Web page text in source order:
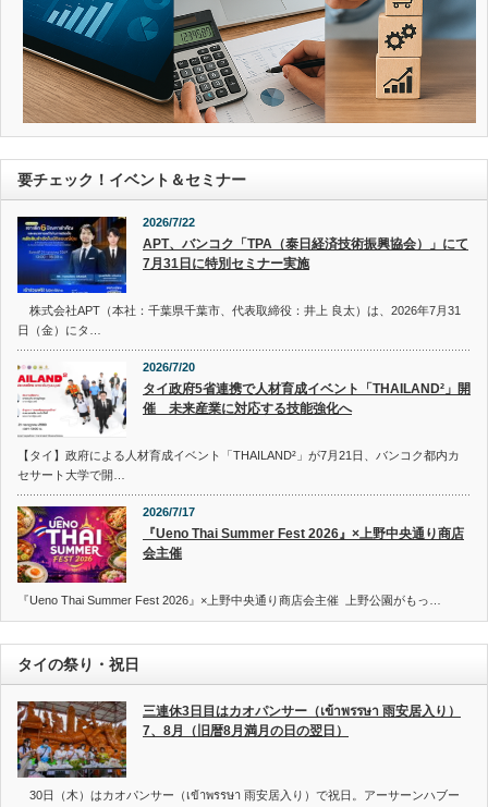
要チェック！イベント＆セミナー
2026/7/22
APT、バンコク「TPA（泰日経済技術振興協会）」にて
7月31日に特別セミナー実施
株式会社APT（本社：千葉県千葉市、代表取締役：井上 良太）は、2026年7月31
日（金）にタ…
2026/7/20
タイ政府5省連携で人材育成イベント「THAILAND²」開
催 未来産業に対応する技能強化へ
【タイ】政府による人材育成イベント「THAILAND²」が7月21日、バンコク都内カ
セサート大学で開…
2026/7/17
『Ueno Thai Summer Fest 2026』×上野中央通り商店
会主催
『Ueno Thai Summer Fest 2026』×上野中央通り商店会主催 上野公園がもっ…
タイの祭り・祝日
三連休3日目はカオパンサー（เข้าพรรษา 雨安居入り）
7、8月（旧暦8月満月の日の翌日）
30日（木）はカオパンサー（เข้าพรรษา 雨安居入り）で祝日。アーサーンハブー